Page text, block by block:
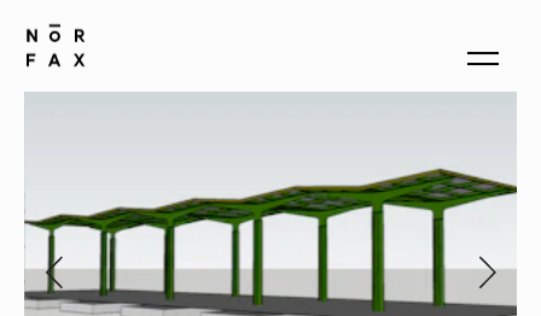
produkter
om oss